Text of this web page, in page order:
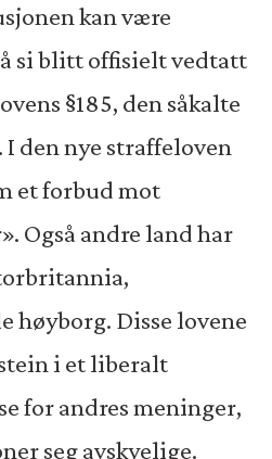
kan være
å si blitt offisielt vedtatt
§185, den såkalte
den nye straffeloven
et forbud mot
Også andre land har
høyborg. Disse lovene
i et liberalt
for andres meninger,
seg avskyelige.